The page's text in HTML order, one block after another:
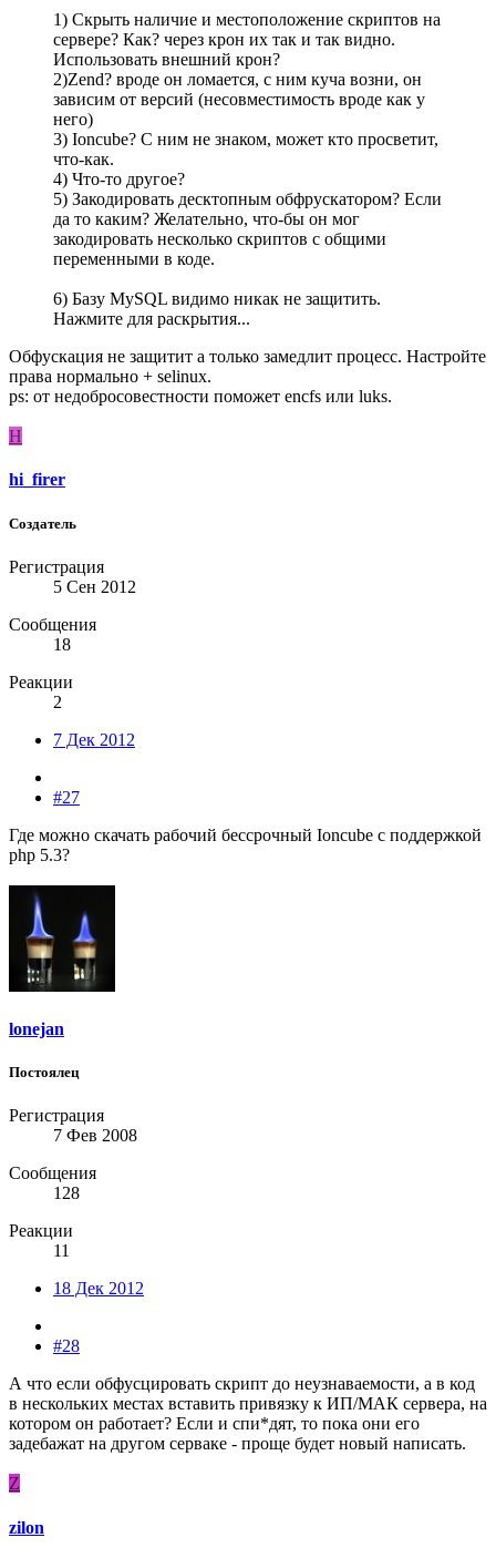
1) Скрыть наличие и местоположение скриптов на
сервере? Как? через крон их так и так видно.
Использовать внешний крон?
2)Zend? вроде он ломается, с ним куча возни, он
зависим от версий (несовместимость вроде как у
него)
3) Ioncube? С ним не знаком, может кто просветит,
что-как.
4) Что-то другое?
5) Закодировать десктопным обфрускатором? Если
да то каким? Желательно, что-бы он мог
закодировать несколько скриптов с общими
переменными в коде.
6) Базу MySQL видимо никак не защитить.
Нажмите для раскрытия...
Обфускация не защитит а только замедлит процесс. Настройте
права нормально + selinux.
ps: от недобросовестности поможет encfs или luks.
H
hi_firer
Создатель
Регистрация
5 Сен 2012
Сообщения
18
Реакции
2
7 Дек 2012
#27
Где можно скачать рабочий бессрочный Ioncube с поддержкой
php 5.3?
lonejan
Постоялец
Регистрация
7 Фев 2008
Сообщения
128
Реакции
11
18 Дек 2012
#28
А что если обфусцировать скрипт до неузнаваемости, а в код
в нескольких местах вставить привязку к ИП/МАК сервера, на
котором он работает? Если и спи*дят, то пока они его
задебажат на другом серваке - проще будет новый написать.
Z
zilon